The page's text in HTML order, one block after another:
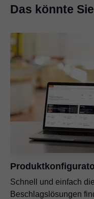
Das könnte
Schnell und einfach
Beschlagslösungen